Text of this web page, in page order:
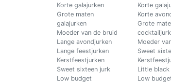
Korte galajurken
Grote maten
galajurken
Moeder van de bruid
Lange avondjurken
Lange feestjurken
Kerstfeestjurken
Sweet sixteen jurk
Low budget
Korte
Korte
Grote
Moeder
Sweet
Little black
Low